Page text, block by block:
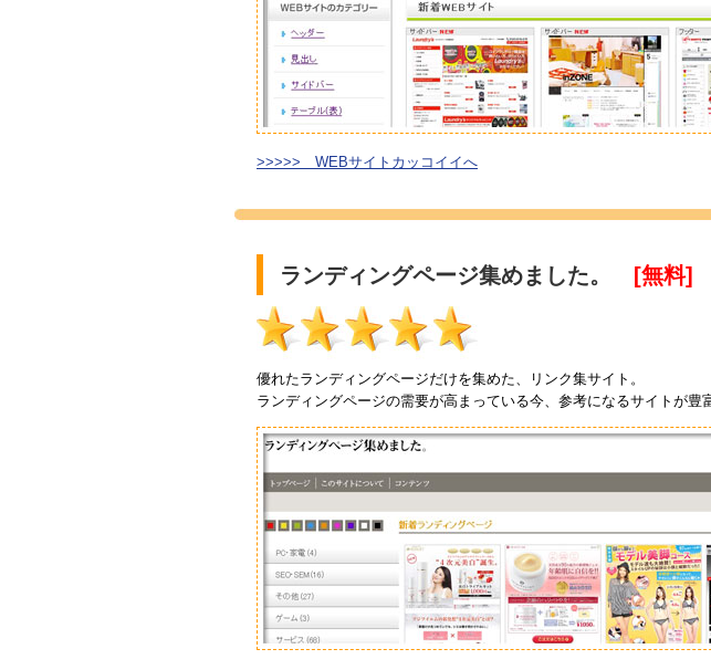
>>>>> WEBサイトカッコイイへ
ランディングページ集めました。 [無料]
優れたランディングページだけを集めた、リンク集サイト。
ランディングページの需要が高まっている今、参考になるサイトが豊